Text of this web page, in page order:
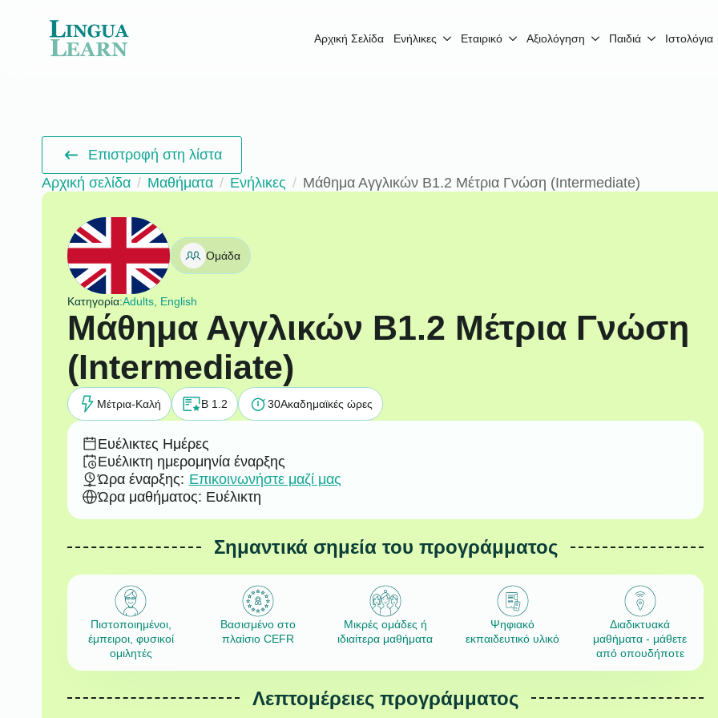
Αρχική Σελίδα Ενήλικες Εταιρικό Αξιολόγηση Παιδιά Ιστολόγια
Επιστροφή στη λίστα
Αρχική σελίδα
Μαθήματα Ενήλικες Μάθημα Αγγλικών B1.2 Μέτρια Γνώση (Intermediate)
Ομάδα
Κατηγορία:Adults, English
Μάθημα Αγγλικών B1.2 Μέτρια Γνώση
(Intermediate)
Μέτρια-Καλή B 1.2 30Ακαδημαϊκές ώρες
Ευέλικτες Ημέρες
Ευέλικτη ημερομηνία έναρξης
Ώρα έναρξης: Επικοινωνήστε μαζί μας
Ώρα μαθήματος: Ευέλικτη
Σημαντικά σημεία του προγράμματος
Πιστοποιημένοι,
έμπειροι, φυσικοί
ομιλητές
Βασισμένο στο
πλαίσιο CEFR
Μικρές ομάδες ή
ιδιαίτερα μαθήματα
Ψηφιακό
εκπαιδευτικό υλικό
Διαδικτυακά
μαθήματα - μάθετε
από οπουδήποτε
Λεπτομέρειες προγράμματος